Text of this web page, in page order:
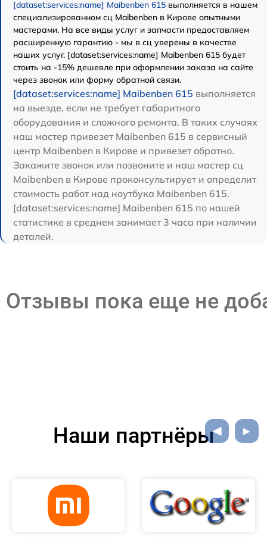
[dataset:services:name] Maibenben 615 выполняется в нашем
специализированном сц Maibenben в Кирове опытными
мастерами. На все виды услуг и запчасти предоставляем
расширенную гарантию - мы в сц уверены в качестве
наших услуг. [dataset:services:name] Maibenben 615 будет
стоить на -15% дешевле при оформлении заказа на сайте
через звонок или форму обратной связи.
[dataset:services:name] Maibenben 615 выполняется
на выезде, если не требует габаритного
оборудования и сложного ремонта. В таких случаях
наш мастер привезет Maibenben 615 в сервисный
центр Maibenben в Кирове и привезет обратно.
Закажите звонок или позвоните и наш мастер сц
Maibenben в Кирове проконсультирует и определит
стоимость работ над ноутбука Maibenben 615.
[dataset:services:name] Maibenben 615 по нашей
статистике в среднем занимает 3 часа при наличии
деталей.
Отзывы пока еще не
Наши партнёры